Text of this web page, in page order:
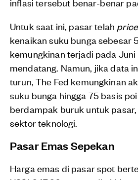
Untuk saat ini, pasar telah
kenaikan suku bunga sebesar
kemungkinan terjadi pada Juni
mendatang. Namun, jika data
turun, The Fed kemungkinan
suku bunga hingga 75 basis
berdampak buruk untuk
sektor teknologi.
Pasar Emas Sepekan
Harga emas di pasar spot